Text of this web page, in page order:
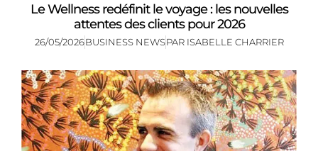
Le Wellness redéfinit le voyage : les nouvelles
attentes des clients pour 2026
26/05/2026BUSINESS NEWSPAR ISABELLE CHARRIER